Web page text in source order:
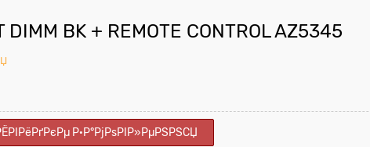
DIMM BK + REMOTE CONTROL AZ5345
Р·Р°РјРѕРІР»РµРЅРЅСЏ